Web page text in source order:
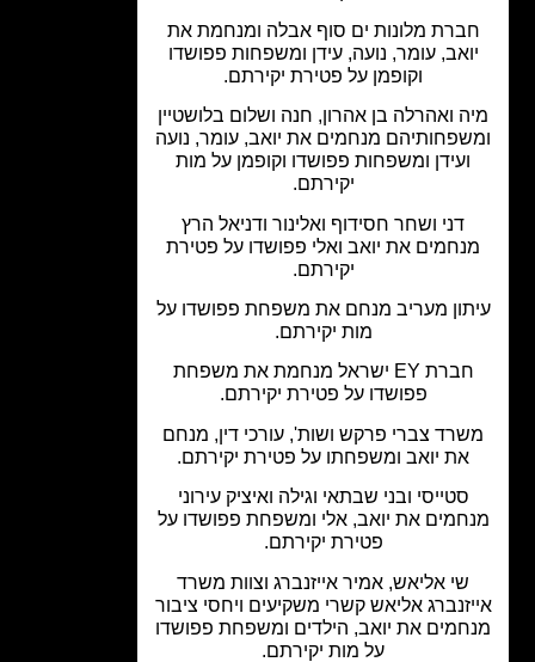
מלונות ים סוף אבלה ומנחמת את
עומר, נועה, עידן ומשפחות פפושדו
וקופמן על פטירת יקירתם.
ואהרלה בן אהרון, חנה ושלום בלושטיין
מנחמים את יואב, עומר, נועה
ועידן ומשפחות פפושדו וקופמן על מות
דני ושחר חסידוף ואלינור ודניאל הרץ
את יואב ואלי פפושדו על פטירת
מעריב מנחם את משפחת פפושדו על
מות יקירתם.
חברת EY ישראל מנחמת את משפחת
פפושדו על פטירת יקירתם.
צברי פרקש ושות', עורכי דין, מנחם
את יואב ומשפחתו על פטירת יקירתם.
סטייסי ובני שבתאי וגילה ואיציק עירוני
את יואב, אלי ומשפחת פפושדו על
פטירת יקירתם.
שי אליאש, אמיר אייזנברג וצוות משרד
אליאש קשרי משקיעים ויחסי ציבור
את יואב, הילדים ומשפחת פפושדו
על מות יקירתם.